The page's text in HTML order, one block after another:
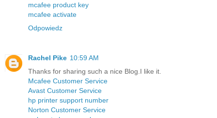
mcafee product key
mcafee activate
Odpowiedz
Rachel Pike 10:59 AM
Thanks for sharing such a nice Blog.I like it.
Mcafee Customer Service
Avast Customer Service
hp printer support number
Norton Customer Service